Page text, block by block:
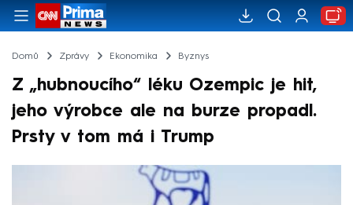
Domů Zprávy Ekonomika Byznys
Z „hubnoucího“ léku Ozempic je hit,
jeho výrobce ale na burze propadl.
Prsty v tom má i Trump